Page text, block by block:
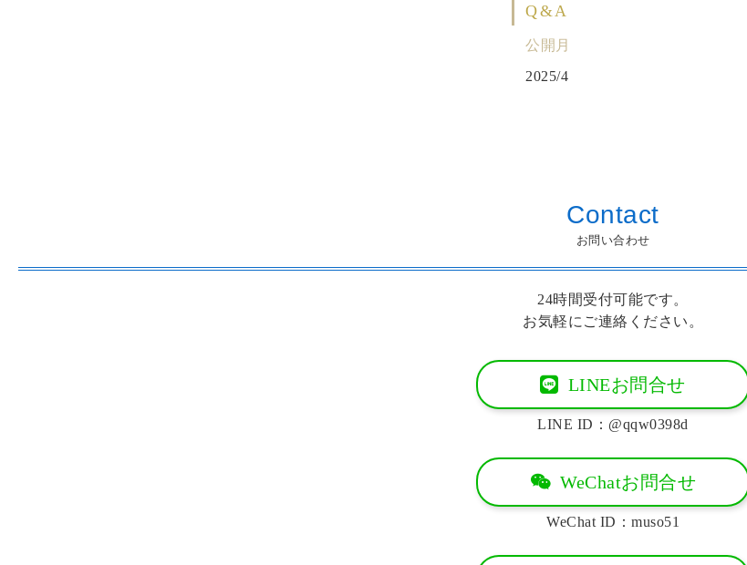
Q&A
公開月
2025/4
Contact
お問い合わせ
24時間受付可能です。
お気軽にご連絡ください。
LINEお問合せ
LINE ID：@qqw0398d
WeChatお問合せ
WeChat ID：muso51